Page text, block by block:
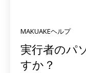
MAKUAKEヘルプ
実行者のパ
すか？